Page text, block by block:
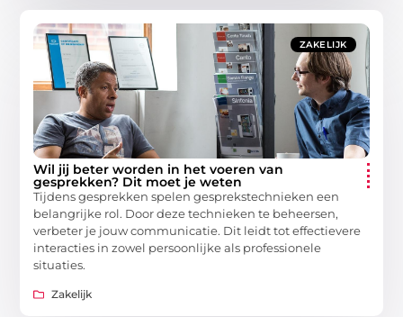
ZAKELIJK
Wil jij beter worden in het voeren van
gesprekken? Dit moet je weten
Tijdens gesprekken spelen gesprekstechnieken een
belangrijke rol. Door deze technieken te beheersen,
verbeter je jouw communicatie. Dit leidt tot effectievere
interacties in zowel persoonlijke als professionele
situaties.
Zakelijk